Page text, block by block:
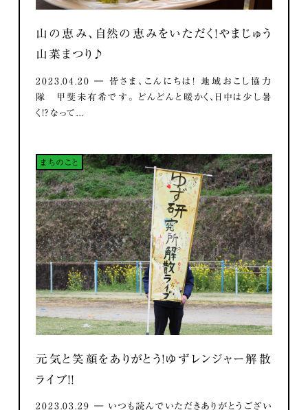
山の恵み、自然の恵みをいただく！やまじゅう
山菜まつり♪
2023.04.20 ― 皆さま、こんにちは！ 地域おこし協力
隊 甲斐未有希です。 どんどんと暖かく、日中は少し暑
く！？なって...
まちのこと
元気と笑顔をありがとう！ゆずレンジャー解散
ライブ！！
2023.03.29 ― いつも読んでいただきありがとうござい